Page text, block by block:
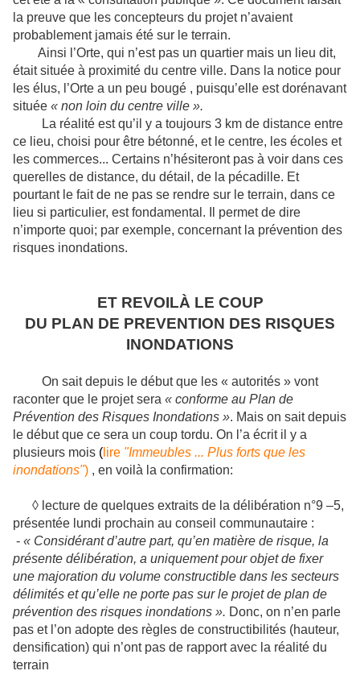
la preuve que les concepteurs du projet n’avaient
probablement jamais été sur le terrain.
Ainsi l’Orte, qui n’est pas un quartier mais un lieu dit,
était située à proximité du centre ville. Dans la notice pour
les élus, l’Orte a un peu bougé , puisqu’elle est dorénavant
située « non loin du centre ville ».
La réalité est qu’il y a toujours 3 km de distance entre
ce lieu, choisi pour être bétonné, et le centre, les écoles et
les commerces... Certains n’hésiteront pas à voir dans ces
querelles de distance, du détail, de la pécadille. Et
pourtant le fait de ne pas se rendre sur le terrain, dans ce
lieu si particulier, est fondamental. Il permet de dire
n’importe quoi; par exemple, concernant la prévention des
risques inondations.
ET REVOILÀ LE COUP
DU PLAN DE PREVENTION DES RISQUES
INONDATIONS
On sait depuis le début que les « autorités » vont
raconter que le projet sera « conforme au Plan de
Prévention des Risques Inondations ». Mais on sait depuis
le début que ce sera un coup tordu. On l’a écrit il y a
plusieurs mois ( lire "Immeubles ... Plus forts que les
inondations") , en voilà la confirmation:
◊ lecture de quelques extraits de la délibération n°9 –5,
présentée lundi prochain au conseil communautaire :
- « Considérant d’autre part, qu’en matière de risque, la
présente délibération, a uniquement pour objet de fixer
une majoration du volume constructible dans les secteurs
délimités et qu’elle ne porte pas sur le projet de plan de
prévention des risques inondations ». Donc, on n’en parle
pas et l’on adopte des règles de constructibilités (hauteur,
densification) qui n’ont pas de rapport avec la réalité du
terrain